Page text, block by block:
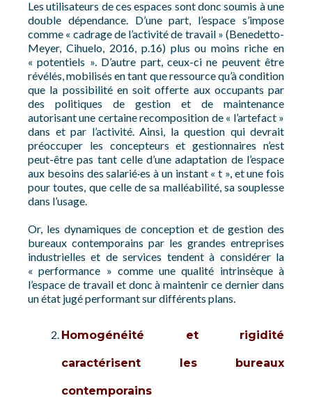
Les utilisateurs de ces espaces sont donc soumis à une
double dépendance. D’une part, l’espace s’impose
comme « cadrage de l’activité de travail » (Benedetto-
Meyer, Cihuelo, 2016, p.16) plus ou moins riche en
« potentiels ». D’autre part, ceux-ci ne peuvent être
révélés, mobilisés en tant que ressource qu’à condition
que la possibilité en soit offerte aux occupants par
des politiques de gestion et de maintenance
autorisant une certaine recomposition de « l’artefact »
dans et par l’activité. Ainsi, la question qui devrait
préoccuper les concepteurs et gestionnaires n’est
peut-être pas tant celle d’une adaptation de l’espace
aux besoins des salarié·es à un instant « t », et une fois
pour toutes, que celle de sa malléabilité, sa souplesse
dans l’usage.
Or, les dynamiques de conception et de gestion des
bureaux contemporains par les grandes entreprises
industrielles et de services tendent à considérer la
« performance » comme une qualité intrinsèque à
l’espace de travail et donc à maintenir ce dernier dans
un état jugé performant sur différents plans.
Homogénéité et rigidité
caractérisent les bureaux
contemporains